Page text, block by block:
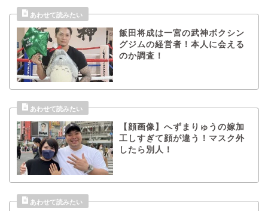
飯田将成は一宮の武神ボクシン
グジムの経営者！本人に会える
のか調査！
【顔画像】へずまりゅうの嫁加
工しすぎて顔が違う！マスク外
したら別人！